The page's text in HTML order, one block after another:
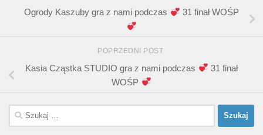
Ogrody Kaszuby gra z nami podczas 31 finał WOŚP
POPRZEDNI POST
Kasia Cząstka STUDIO gra z nami podczas
31 finał
WOŚP
Szukaj: